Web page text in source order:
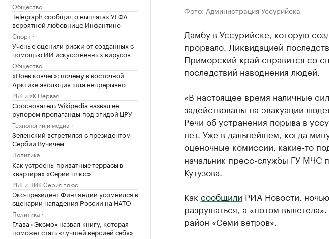
Общество
Telegraph сообщил о выплатах УЕФА
вероятной любовнице Инфантино
Спорт
Ученые оценили риски от созданных с
помощью ИИ искусственных вирусов
Общество
«Ноев ковчег»: почему в восточной
Арктике эволюция шла непрерывно
РБК и УК Первая
Сооснователь Wikipedia назвал ее
рупором пропаганды под эгидой ЦРУ
Технологии и медиа
Зеленский встретился с президентом
Сербии Вучичем
Политика
Как устроены приватные террасы в
квартирах «Серии плюс»
РБК и ПИК Серия плюс
Экс-президент Финляндии усомнился в
сценарии нападения России на НАТО
Политика
Глава «Эксмо» назвал книгу, которая
поможет стать «лучшей версией себя»
Фото: Администрация Уссурийска
Дамбу в Уссурийске, которую
прорвало. Ликвидацией
Приморский край справится со
последствий наводнения людей.
«В настоящее время наличные
задействованы на эвакуации
Речи об устранения порыва в
нет. Уже в дальнейшем, когда
оценочные комиссии, какие-то
начальник пресс-службы ГУ МЧС
Кутузова.
Как сообщили РИА Новости,
разрушаться, а «потом
район «Семи ветров».